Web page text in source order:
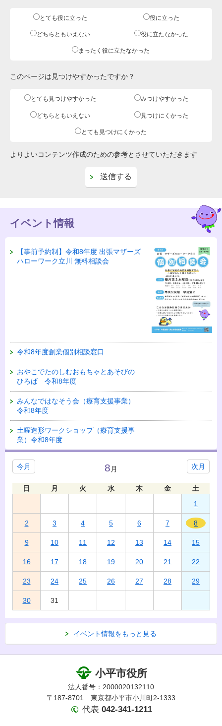
とても役に立った 役に立った
どちらともいえない 役に立たなかった
まったく役に立たなかった
このページは見つけやすかったですか？
とても見つけやすかった みつけやすかった
どちらともいえない 見つけにくかった
とても見つけにくかった
よりよいコンテンツ作成のための参考とさせていただきます
イベント情報
【事前予約制】令和8年度 出張マザーズ
ハローワーク立川 無料相談会
令和8年度創業個別相談窓口
おやこでたのしむおもちゃとあそびの
ひろば 令和8年度
みんなではなそう会（療育支援事業）
令和8年度
土曜造形ワークショップ（療育支援事
業）令和8年度
今月 次月
8 月
日 月 火 水 木 金
土
1
2 3 4 5 6 7 8
9 10 11 12 13 14 15
16 17 18 19 20 21 22
23 24 25 26 27 28 29
30 31
イベント情報をもっと見る
小平市役所
法人番号：2000020132110
〒187-8701 東京都小平市小川町2-1333
代表 042-341-1211